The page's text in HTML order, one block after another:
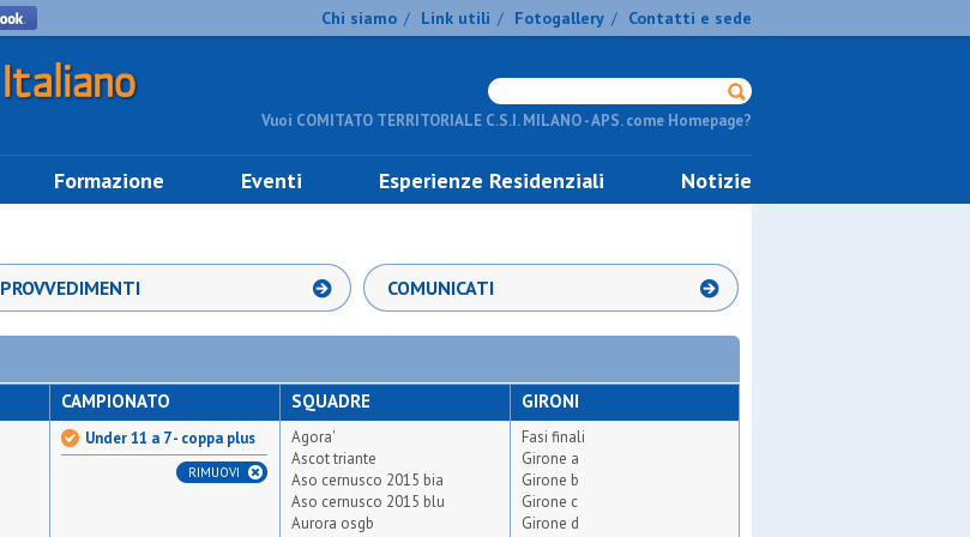
Chi siamo / Link utili / Fotogallery / Contatti e sede
Vuoi COMITATO TERRITORIALE C.S.I. MILANO - APS. come Homepage?
Formazione Eventi Esperienze Residenziali Notizie
PROVVEDIMENTI COMUNICATI
CAMPIONATO
Under 11 a 7 - coppa plus
RIMUOVI
SQUADRE
Agora'
Ascot triante
Aso cernusco 2015 bia
Aso cernusco 2015 blu
Aurora osgb
GIRONI
Fasi finali
Girone a
Girone b
Girone c
Girone d